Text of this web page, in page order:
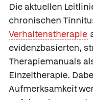
Die aktuellen
chronischen
Verhaltenstherapie
evidenzbasierten,
Therapiemanuals
Einzeltherapie.
Aufmerksamkeit